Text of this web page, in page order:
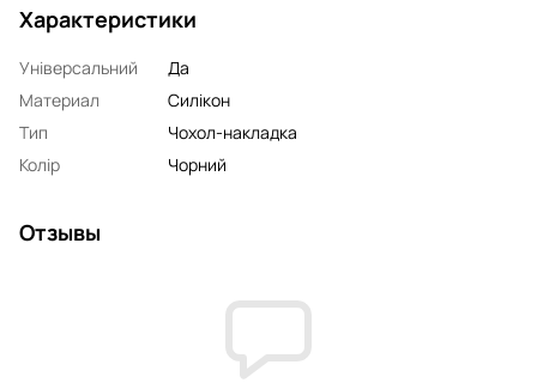
Характеристики
Універсальний
Да
Материал
Силікон
Тип
Чохол-накладка
Колір
Чорний
Отзывы